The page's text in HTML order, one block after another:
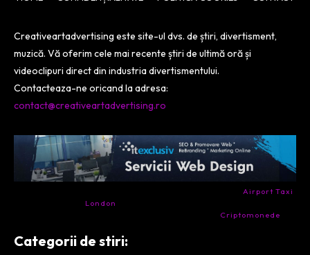
Creativeartadvertising este site-ul dvs. de știri, divertisment,
muzică. Vă oferim cele mai recente știri de ultimă oră și
videoclipuri direct din industria divertismentului.
Contacteaza-ne oricand la adresa:
contact@creativeartadvertising.ro
Airport Taxi
London
Criptomonede
Categorii de stiri: